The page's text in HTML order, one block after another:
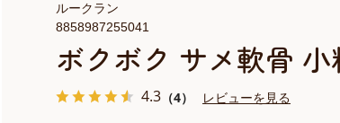
ボクボク サメ軟骨 小
4.3 （4） レビューを見る
8858987255041
ルークラン